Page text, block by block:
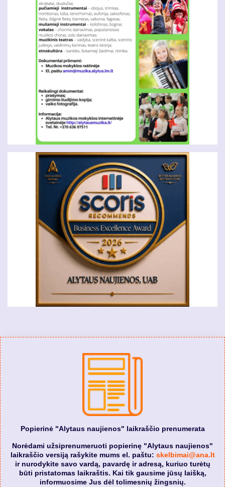
Popierinė "Alytaus naujienos" laikraščio prenumerata
Norėdami užsiprenumeruoti popierinę "Alytaus naujienos"
laikraščio versiją rašykite mums el. paštu: skelbimai@ana.lt
ir nurodykite savo vardą, pavardę ir adresą, kuriuo turėtų
būti pristatomas laikraštis. Kai tik gausime jūsų laišką,
informuosime Jus dėl tolimesnių žingsnių.